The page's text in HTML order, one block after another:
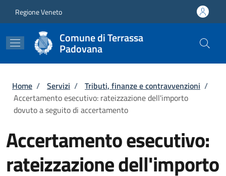
Regione Veneto
Comune di Terrassa
Padovana
Briciole di pane
Home / Servizi / Tributi, finanze e contravvenzioni /
Accertamento esecutivo: rateizzazione dell'importo
dovuto a seguito di accertamento
Accertamento esecutivo:
rateizzazione dell'importo